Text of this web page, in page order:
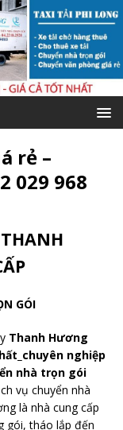
rẻ –
029 968
GÓI
Thanh Hương
nghiệp
nhà trọn gói
vụ chuyển nhà
là nhà cung cấp
gói, tháo lắp đến